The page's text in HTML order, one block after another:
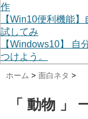
作
【Win10便利機能
試してみ
【Windows10】 自
つけよう。
ホーム > 面白ネタ >
「 動物 」